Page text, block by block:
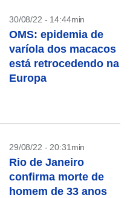
30/08/22 - 14:44min
OMS: epidemia de
varíola dos macacos
está retrocedendo na
Europa
29/08/22 - 20:31min
Rio de Janeiro
confirma morte de
homem de 33 anos